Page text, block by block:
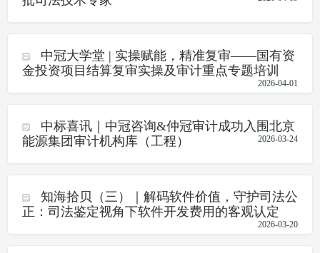
中冠大学堂 | 实操赋能，精准复审——国有资
金投资项目结算复审实操及审计重点专题培训
2026-04-01
中标喜讯｜中冠咨询&仲冠审计成功入围北京
能源集团审计机构库（工程）
2026-03-24
知海拾贝（三）｜解码软件价值，守护司法公
正：司法鉴定视角下软件开发费用的客观认定
2026-03-20